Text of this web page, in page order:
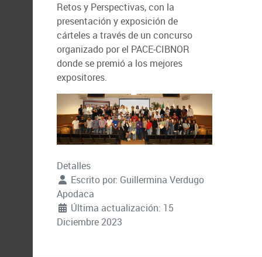
Retos y Perspectivas, con la
presentación y exposición de
cárteles a través de un concurso
organizado por el PACE-CIBNOR
donde se premió a los mejores
expositores.
Detalles
Escrito por: Guillermina Verdugo
Apodaca
Última actualización: 15
Diciembre 2023